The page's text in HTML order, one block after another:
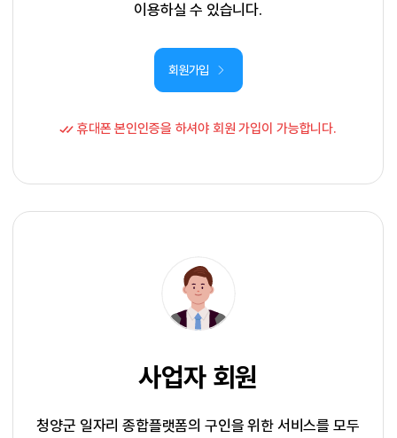
이용하실 수 있습니다.
회원가입
휴대폰 본인인증을 하셔야 회원 가입이 가능합니다.
사업자 회원
청양군 일자리 종합플랫폼의 구인을 위한 서비스를 모두